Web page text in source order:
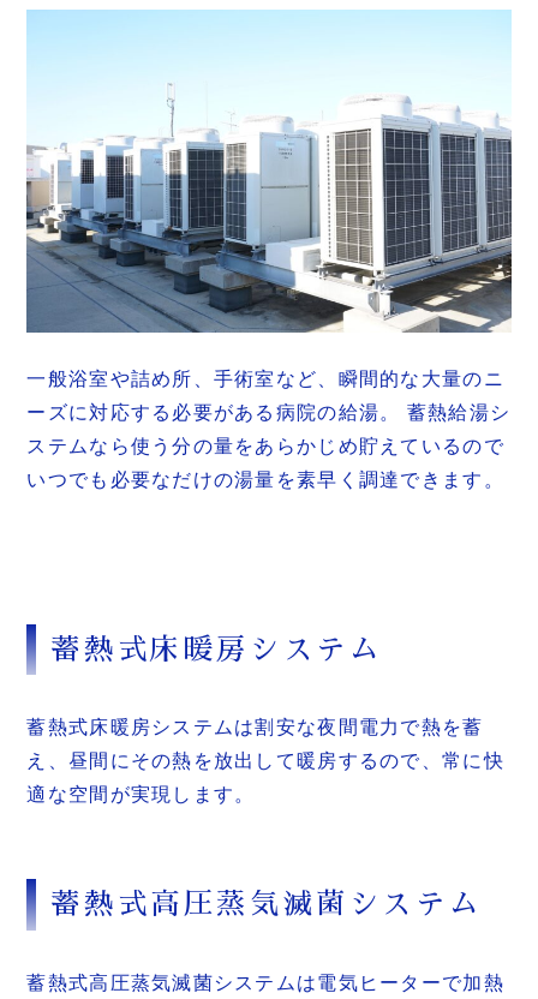
一般浴室や詰め所、手術室など、瞬間的な大量のニ
ーズに対応する必要がある病院の給湯。 蓄熱給湯シ
ステムなら使う分の量をあらかじめ貯えているので
いつでも必要なだけの湯量を素早く調達できます。
蓄熱式床暖房システム
蓄熱式床暖房システムは割安な夜間電力で熱を蓄
え、昼間にその熱を放出して暖房するので、常に快
適な空間が実現します。
蓄熱式高圧蒸気滅菌システム
蓄熱式高圧蒸気滅菌システムは電気ヒーターで加熱